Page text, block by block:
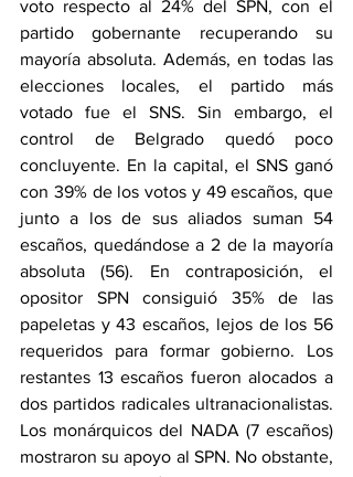
voto respecto al 24% del SPN, con el
partido gobernante recuperando su
mayoría absoluta. Además, en todas las
elecciones locales, el partido más
votado fue el SNS. Sin embargo, el
control de Belgrado quedó poco
concluyente. En la capital, el SNS ganó
con 39% de los votos y 49 escaños, que
junto a los de sus aliados suman 54
escaños, quedándose a 2 de la mayoría
absoluta (56). En contraposición, el
opositor SPN consiguió 35% de las
papeletas y 43 escaños, lejos de los 56
requeridos para formar gobierno. Los
restantes 13 escaños fueron alocados a
dos partidos radicales ultranacionalistas.
Los monárquicos del NADA (7 escaños)
mostraron su apoyo al SPN. No obstante,